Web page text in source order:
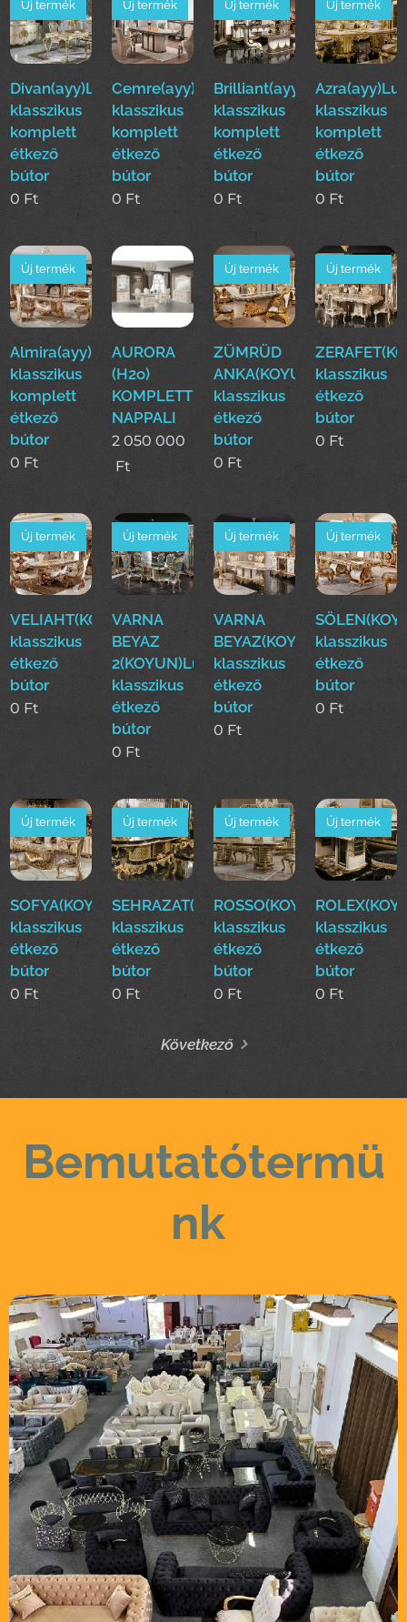
Divan(ayy)Luxus
klasszikus
komplett
étkező
bútor
Új termék
0 Ft
Cemre(ayy)Luxus
klasszikus
komplett
étkező
bútor
Új termék
0 Ft
Brilliant(ayy)Luxus
klasszikus
komplett
étkező
bútor
Új termék
0 Ft
klasszikus
komplett
étkező
bútor
Új termék
0 Ft
Almira(ayy)Luxus
klasszikus
komplett
étkező
bútor
Új termék
0 Ft
AURORA
(H2o)
KOMPLETT
NAPPALI
2 050 000
Ft
ZÜMRÜD
ANKA(KOYUN)Luxus
klasszikus
étkező
bútor
Új termék
0 Ft
klasszikus
étkező
bútor
Új termék
0 Ft
VELIAHT(KOYUN)Luxus
klasszikus
étkező
bútor
Új termék
0 Ft
VARNA
BEYAZ
2(KOYUN)Luxus
klasszikus
étkező
bútor
Új termék
0 Ft
VARNA
BEYAZ(KOYUN)Luxus
klasszikus
étkező
bútor
Új termék
0 Ft
klasszikus
étkező
bútor
Új termék
0 Ft
SOFYA(KOYUN)Luxus
klasszikus
étkező
bútor
Új termék
0 Ft
SEHRAZAT(KOYUN)Luxus
klasszikus
étkező
bútor
Új termék
0 Ft
ROSSO(KOYUN)Luxus
klasszikus
étkező
bútor
Új termék
0 Ft
klasszikus
étkező
bútor
Új termék
0 Ft
Következő
Bemutatótermü
nk